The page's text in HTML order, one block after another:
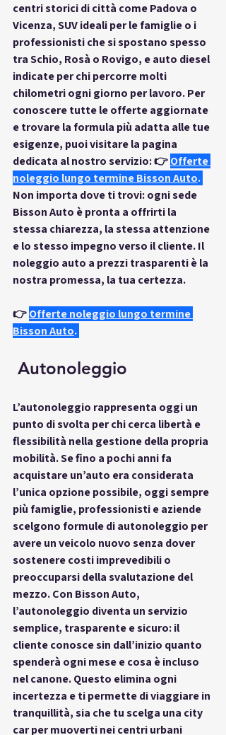
centri storici di città come Padova o
Vicenza, SUV ideali per le famiglie o i
professionisti che si spostano spesso
tra Schio, Rosà o Rovigo, e auto diesel
indicate per chi percorre molti
chilometri ogni giorno per lavoro. Per
conoscere tutte le offerte aggiornate
e trovare la formula più adatta alle tue
esigenze, puoi visitare la pagina
dedicata al nostro servizio: 👉Offerte
noleggio lungo termine Bisson Auto.
Non importa dove ti trovi: ogni sede
Bisson Auto è pronta a offrirti la
stessa chiarezza, la stessa attenzione
e lo stesso impegno verso il cliente. Il
noleggio auto a prezzi trasparenti è la
nostra promessa, la tua certezza.
👉Offerte noleggio lungo termine
Bisson Auto.
Autonoleggio
L’autonoleggio rappresenta oggi un
punto di svolta per chi cerca libertà e
flessibilità nella gestione della propria
mobilità. Se fino a pochi anni fa
acquistare un’auto era considerata
l’unica opzione possibile, oggi sempre
più famiglie, professionisti e aziende
scelgono formule di autonoleggio per
avere un veicolo nuovo senza dover
sostenere costi imprevedibili o
preoccuparsi della svalutazione del
mezzo. Con Bisson Auto,
l’autonoleggio diventa un servizio
semplice, trasparente e sicuro: il
cliente conosce sin dall’inizio quanto
spenderà ogni mese e cosa è incluso
nel canone. Questo elimina ogni
incertezza e ti permette di viaggiare in
tranquillità, sia che tu scelga una city
car per muoverti nei centri urbani